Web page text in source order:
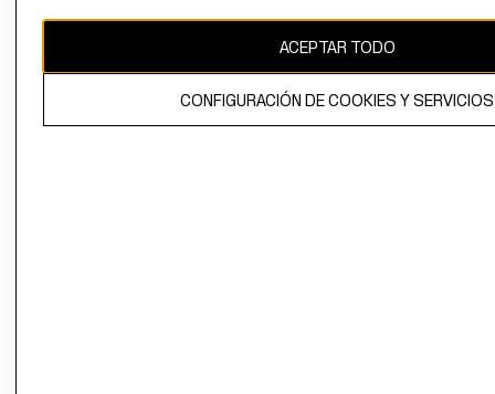
propiedad de H&M Hennes & Mauritz AB.ACEPTAR TODO
CONFIGURACIÓN DE COOKIES Y SERVICIOS